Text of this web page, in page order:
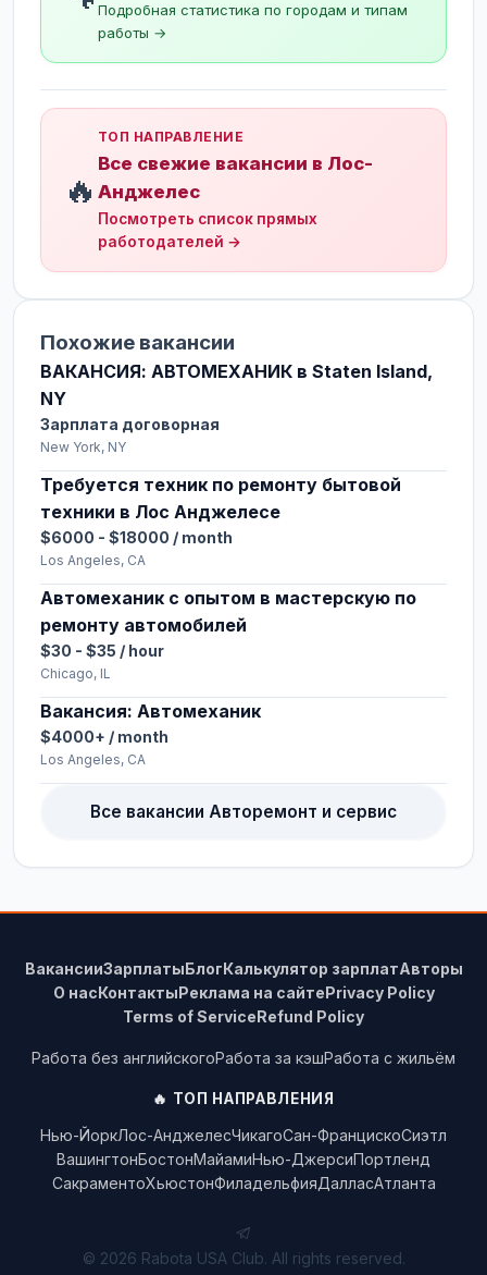
Подробная статистика по городам и типам
работы →
🔥
ТОП НАПРАВЛЕНИЕ
Все свежие вакансии в Лос-
Анджелес
Посмотреть список прямых
работодателей →
Похожие вакансии
ВАКАНСИЯ: АВТОМЕХАНИК в Staten Island,
NY
Зарплата договорная
New York, NY
Требуется техник по ремонту бытовой
техники в Лос Анджелесе
$6000 - $18000 / month
Los Angeles, CA
Автомеханик с опытом в мастерскую по
ремонту автомобилей
$30 - $35 / hour
Chicago, IL
Вакансия: Автомеханик
$4000+ / month
Los Angeles, CA
Все вакансии Авторемонт и сервис
ВакансииЗарплатыБлогКалькулятор зарплатАвторы
О насКонтактыРеклама на сайтеPrivacy Policy
Terms of ServiceRefund Policy
Работа без английскогоРабота за кэшРабота с жильём
🔥 ТОП НАПРАВЛЕНИЯ
Нью-ЙоркЛос-АнджелесЧикагоСан-ФранцискоСиэтл
ВашингтонБостонМайамиНью-ДжерсиПортленд
СакраментоХьюстонФиладельфияДалласАтланта
© 2026 Rabota USA Club. All rights reserved.